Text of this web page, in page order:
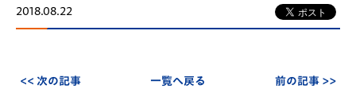
2018.08.22
<< 次の記事 一覧へ戻る 前の記事 >>